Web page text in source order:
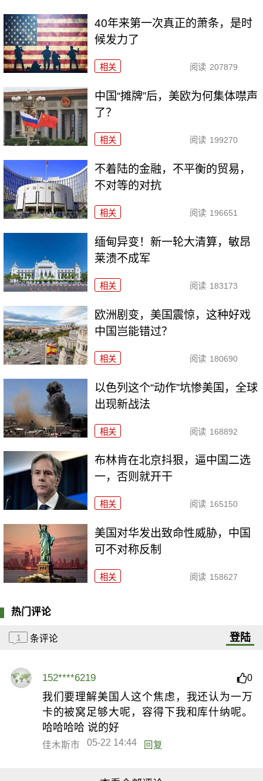
40年来第一次真正的萧条，是时
候发力了
相关 阅读 207879
中国“摊牌”后，美欧为何集体噤声
了？
相关 阅读 199270
不着陆的金融，不平衡的贸易，
不对等的对抗
相关 阅读 196651
缅甸异变！新一轮大清算，敏昂
莱溃不成军
相关 阅读 183173
欧洲剧变，美国震惊，这种好戏
中国岂能错过？
相关 阅读 180690
以色列这个“动作”坑惨美国，全球
出现新战法
相关 阅读 168892
布林肯在北京抖狠，逼中国二选
一，否则就开干
相关 阅读 165150
美国对华发出致命性威胁，中国
可不对称反制
相关 阅读 158627
热门评论
1 条评论 登陆
152****6219 0
我们要理解美国人这个焦虑，我还认为一万
卡的被窝足够大呢，容得下我和库什纳呢。
哈哈哈哈 说的好
佳木斯市 05-22 14:44 回复